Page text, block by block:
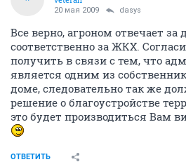
20 мая 2009 dasys
Все верно, агроном отвечает
соответственно за ЖКХ.
получить в связи с тем, что
является одним из
доме, следовательно так же
решение о благоустройстве
это будет производиться Вам
ОТВЕТИТЬ